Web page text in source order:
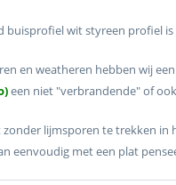
buisprofiel wit styreen profiel
en weatheren hebben wij een
een niet "verbrandende" of
lijmsporen te trekken in
eenvoudig met een plat